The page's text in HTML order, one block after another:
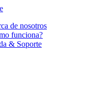
de nosotros
funciona?
& Soporte